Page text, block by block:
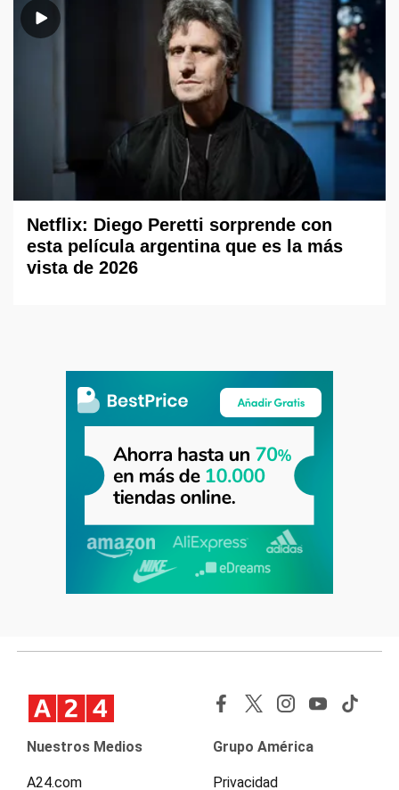
Netflix: Diego Peretti sorprende con
esta película argentina que es la más
vista de 2026
Nuestros Medios
A24.com
Grupo América
Privacidad